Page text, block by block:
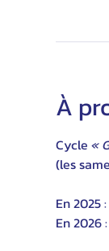
À
Cycle «
(les
En 2025
En 2026